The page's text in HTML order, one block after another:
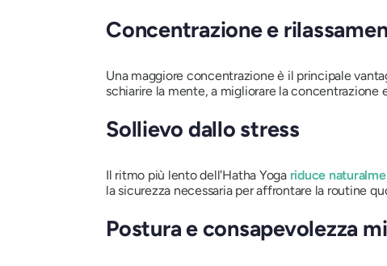
Concentrazione e
Una maggiore concentrazione è il principale
schiarire la mente, a migliorare la concentrazione
Sollievo dallo stress
Il ritmo più lento dell'Hatha Yoga riduce
la sicurezza necessaria per affrontare la routine
Postura e consapevolezza